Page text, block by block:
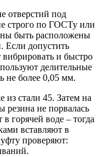
отверстий под
строго по ГОСТу или
быть расположены
Если допустить
и быстро
делительные
не более 0,05 мм.
из стали 45. Затем на
резина не порвалась
горячей воде – тогда
вставляют в
проверяют: